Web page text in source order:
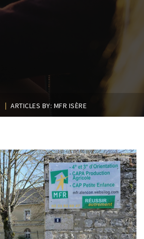
| ARTICLES BY: MFR ISÈRE